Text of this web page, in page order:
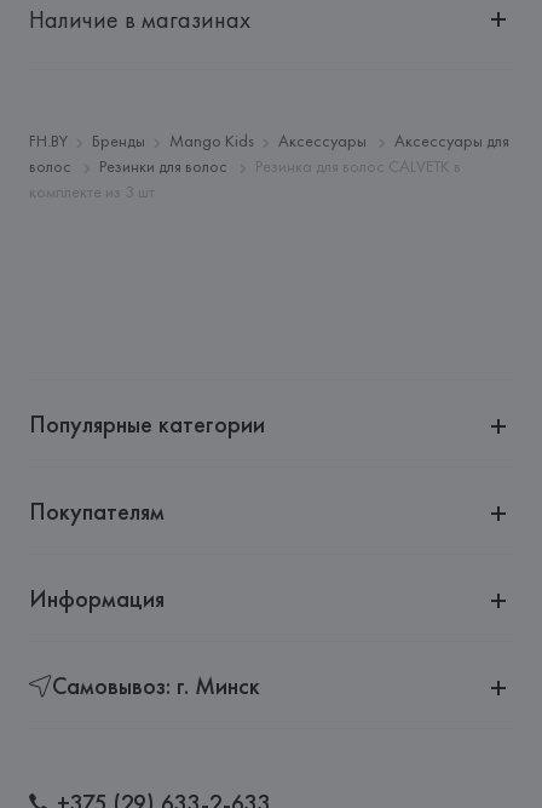
"Белмаркетцентр"
Адрес:
ИСПАНИЯ, MANGO MNG, S.A., Via Augusta 10
(Pol. Ind. Riera de Caldes), 08184 Palau-Solità i Plegamans
(Barcelona),
Наличие в магазинах
FH.BY Бренды Mango Kids Аксессуары
Аксессуары для
волос
Резинки для волос
Резинка для волос CALVETK в
комплекте из 3 шт
Популярные категории
Покупателям
Информация
Самовывоз: г. Минск